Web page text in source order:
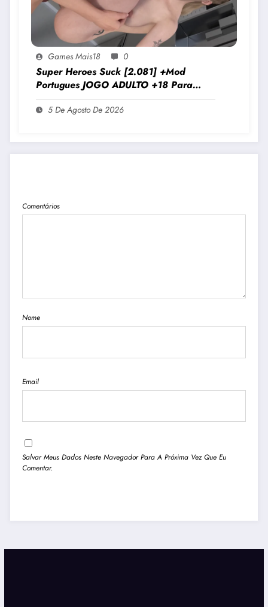
Games Mais18 0
Super Heroes Suck [2.081] +Mod
Portugues JOGO ADULTO +18 Para
Android E PC
5 De Agosto De 2026
Comentários
Nome
Email
Salvar Meus Dados Neste Navegador Para A Próxima Vez Que Eu
Comentar.